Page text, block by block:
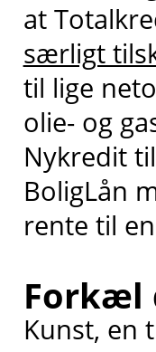
at
særligt
til lige
olie- og
Nykredit
BoligLån
rente til
Forkæl
Kunst, en